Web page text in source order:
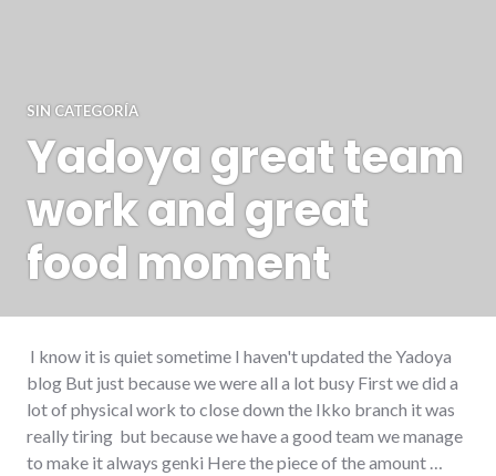
SIN CATEGORÍA
Yadoya great team
work and great
food moment
I know it is quiet sometime I haven't updated the Yadoya
blog But just because we were all a lot busy First we did a
lot of physical work to close down the Ikko branch it was
really tiring but because we have a good team we manage
to make it always genki Here the piece of the amount …